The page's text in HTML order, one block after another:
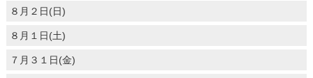
８月２日(日)
８月１日(土)
７月３１日(金)